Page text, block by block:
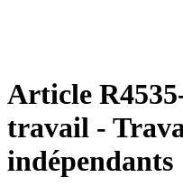
Article
travail -
indépendants